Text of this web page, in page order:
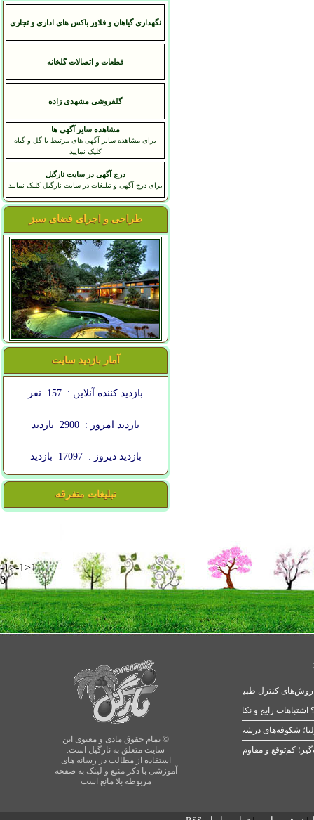
نگهداری گیاهان و فلاور باکس های اداری و تجاری
قطعات و اتصالات گلخانه
گلفروشی مشهدی زاده
مشاهده سایر آگهی ها
برای مشاهده سایر آگهی های مرتبط با گل و گیاه
کلیک نمایید
درج آگهی در سایت نارگیل
برای درج آگهی و تبلیغات در سایت نارگیل کلیک نمایید
طراحی و اجرای فضای سبز
آمار بازدید سایت
بازدید کننده آنلاین : 157 نفر
بازدید امروز : 2900 بازدید
بازدید دیروز : 17097 بازدید
تبلیغات متفرقه
-1>-1>1
0
© تمام حقوق مادی و معنوی این
سایت متعلق به نارگیل است.
استفاده از مطالب در رسانه های
آموزشی با ذکر منبع و لینک به صفحه
مربوطه بلا مانع است
رایج و نکات طلایی
شکوفه‌های درشت در بهار